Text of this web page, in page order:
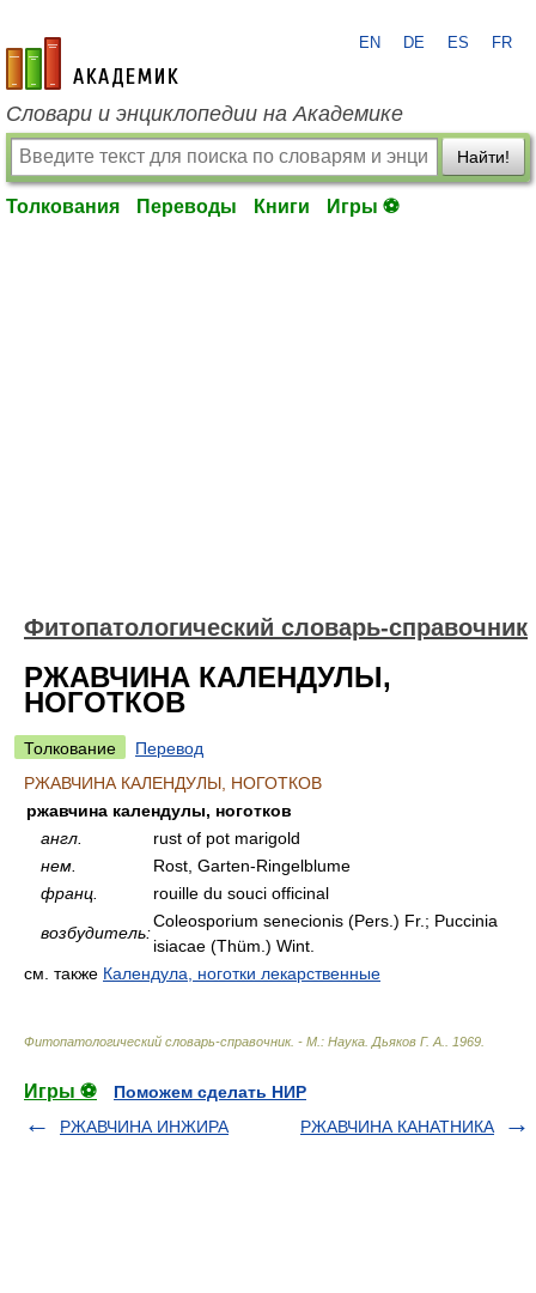
academic.ru
EN DE ES FR
Словари и энциклопедии на Академике
Найти!
Толкования Переводы Книги Игры ⚽
Фитопатологический словарь-справочник
РЖАВЧИНА КАЛЕНДУЛЫ,
НОГОТКОВ
Толкование
Перевод
РЖАВЧИНА КАЛЕНДУЛЫ, НОГОТКОВ
ржавчина календулы, ноготков
англ.
rust of pot marigold
нем.
Rost, Garten-Ringelblume
франц.
rouille du souci officinal
возбудитель:
Coleosporium senecionis (Pers.) Fr.; Puccinia
isiacae (Thüm.) Wint.
см. также Календула, ноготки лекарственные
Фитопатологический словарь-справочник. - М.: Наука Дьяков Г. А. 1969
Игры ⚽
Поможем сделать НИР
РЖАВЧИНА ИНЖИРА
РЖАВЧИНА КАНАТНИКА